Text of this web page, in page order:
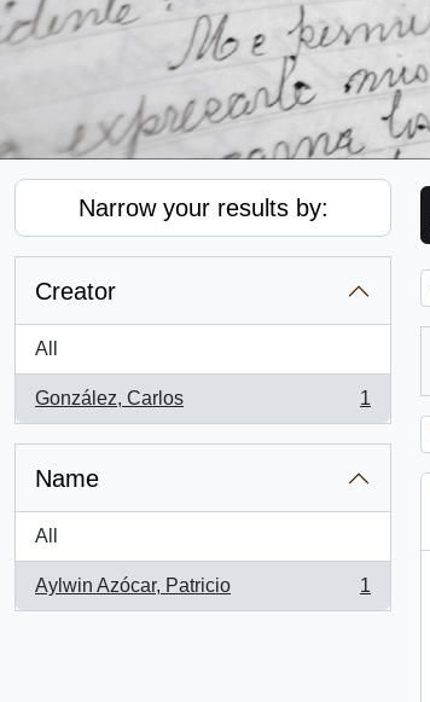
Narrow your results by:
Creator
All
González, Carlos
, 1 results
1
Name
All
Aylwin Azócar, Patricio
, 1 results
1